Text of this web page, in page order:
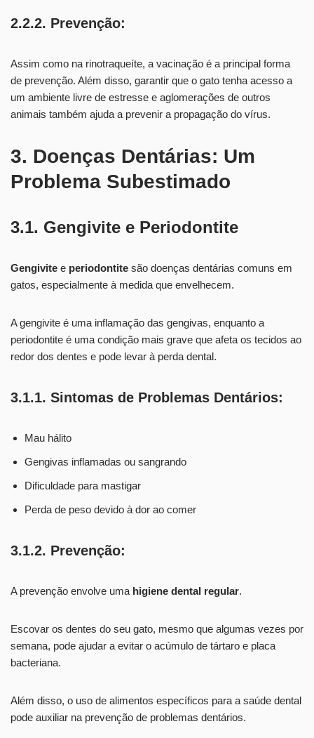
2.2.2. Prevenção:
Assim como na rinotraqueíte, a vacinação é a principal forma
de prevenção. Além disso, garantir que o gato tenha acesso a
um ambiente livre de estresse e aglomerações de outros
animais também ajuda a prevenir a propagação do vírus.
3. Doenças Dentárias: Um
Problema Subestimado
3.1. Gengivite e Periodontite
Gengivite e periodontite são doenças dentárias comuns em
gatos, especialmente à medida que envelhecem.
A gengivite é uma inflamação das gengivas, enquanto a
periodontite é uma condição mais grave que afeta os tecidos ao
redor dos dentes e pode levar à perda dental.
3.1.1. Sintomas de Problemas Dentários:
Mau hálito
Gengivas inflamadas ou sangrando
Dificuldade para mastigar
Perda de peso devido à dor ao comer
3.1.2. Prevenção:
A prevenção envolve uma higiene dental regular.
Escovar os dentes do seu gato, mesmo que algumas vezes por
semana, pode ajudar a evitar o acúmulo de tártaro e placa
bacteriana.
Além disso, o uso de alimentos específicos para a saúde dental
pode auxiliar na prevenção de problemas dentários.